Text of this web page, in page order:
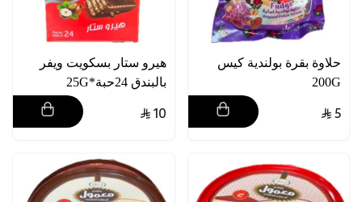
حلاوة بقرة بولندية كيس
200G
5
هيرو ستار بسكويت ويفر
بالبندق 24حبة*25G
10